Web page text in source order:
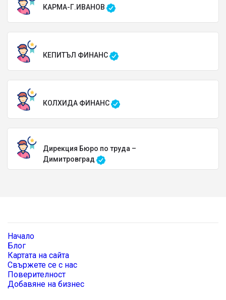
КАРМА-Г.ИВАНОВ
КЕПИТЪЛ ФИНАНС
КОЛХИДА ФИНАНС
Дирекция Бюро по труда –
Димитровград
Начало
Блог
Картата на сайта
Свържете се с нас
Поверителност
Добавяне на бизнес